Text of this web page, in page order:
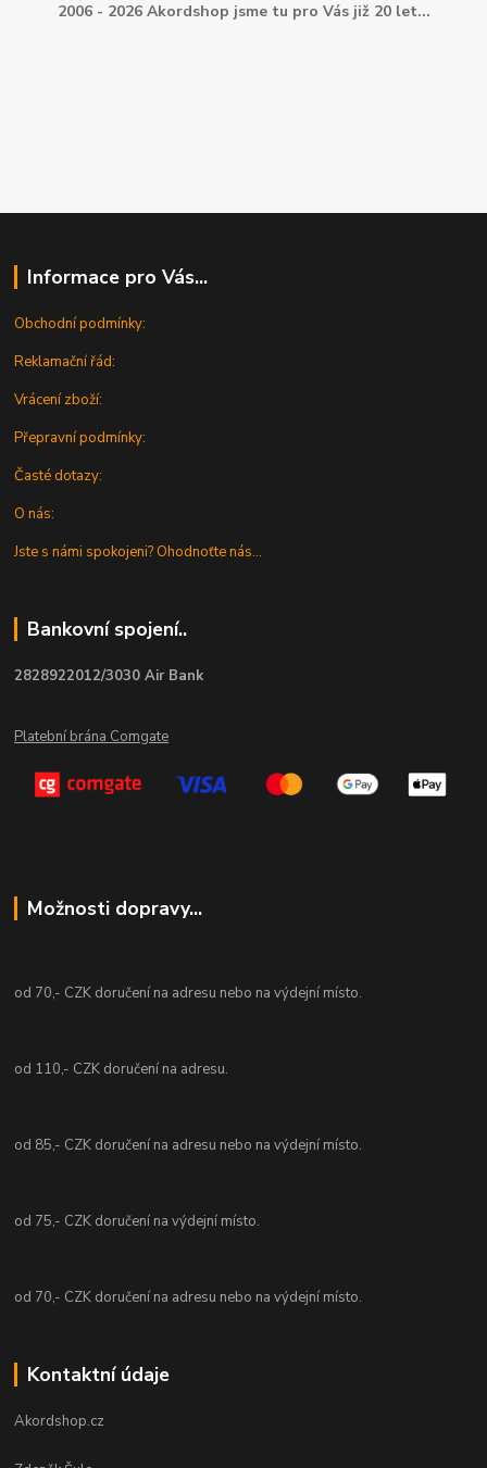
2006 - 2026 Akordshop jsme tu pro Vás již 20 let...
Informace pro Vás...
Obchodní podmínky:
Reklamační řád:
Vrácení zboží:
Přepravní podmínky:
Časté dotazy:
O nás:
Jste s námi spokojeni? Ohodnoťte nás...
Bankovní spojení..
2828922012/3030 Air Bank
Platební brána Comgate
Možnosti dopravy...
od 70,- CZK doručení na adresu nebo na výdejní místo.
od 110,- CZK doručení na adresu.
od 85,- CZK doručení na adresu nebo na výdejní místo.
od 75,- CZK doručení na výdejní místo.
od 70,- CZK doručení na adresu nebo na výdejní místo.
Kontaktní údaje
Akordshop.cz